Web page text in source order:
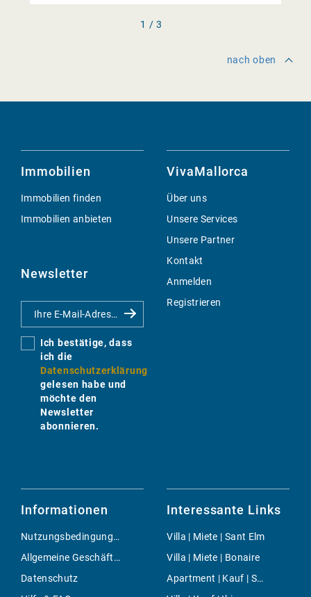
1 / 3
nach oben
Immobilien
Immobilien finden
Immobilien anbieten
Newsletter
Ich bestätige, dass
ich die
Datenschutzerklärung
gelesen habe und
möchte den
Newsletter
abonnieren.
VivaMallorca
Über uns
Unsere Services
Unsere Partner
Kontakt
Anmelden
Registrieren
Informationen
Nutzungsbedingungen
Allgemeine Geschäftsbedingungen
Datenschutz
Interessante Links
Villa | Miete | Sant Elm
Villa | Miete | Bonaire
Apartment | Kauf | Sa Torre